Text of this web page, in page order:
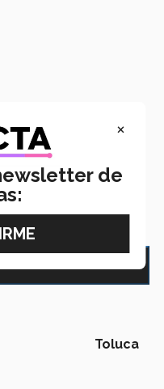
X
Facebook
WhatsApp
Toluca
×
de